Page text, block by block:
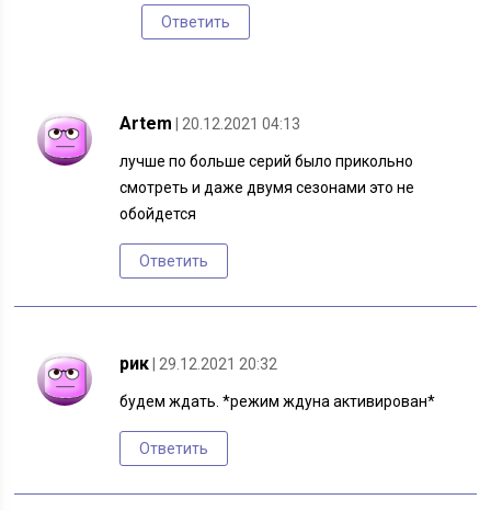
Ответить
Artem | 20.12.2021 04:13
лучше по больше серий было прикольно
смотреть и даже двумя сезонами это не
обойдется
Ответить
рик | 29.12.2021 20:32
будем ждать. *режим ждуна активирован*
Ответить